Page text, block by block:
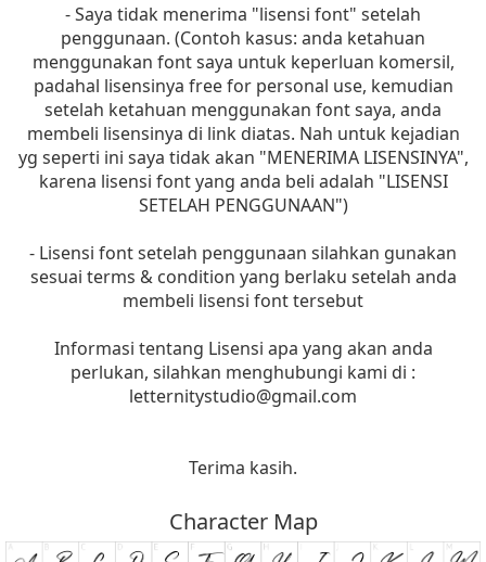
- Saya tidak menerima "lisensi font" setelah
penggunaan. (Contoh kasus: anda ketahuan
menggunakan font saya untuk keperluan komersil,
padahal lisensinya free for personal use, kemudian
setelah ketahuan menggunakan font saya, anda
membeli lisensinya di link diatas. Nah untuk kejadian
yg seperti ini saya tidak akan "MENERIMA LISENSINYA",
karena lisensi font yang anda beli adalah "LISENSI
SETELAH PENGGUNAAN")
- Lisensi font setelah penggunaan silahkan gunakan
sesuai terms & condition yang berlaku setelah anda
membeli lisensi font tersebut
Informasi tentang Lisensi apa yang akan anda
perlukan, silahkan menghubungi kami di :
letternitystudio@gmail.com
Terima kasih.
Character Map